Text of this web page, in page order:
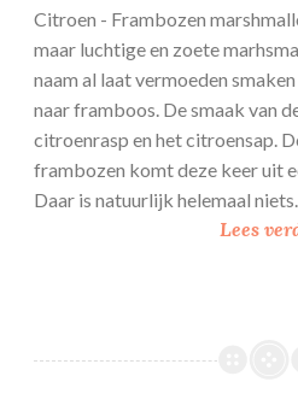
Citroen - Frambozen
maar luchtige en zoete
naam al laat vermoeden
naar framboos. De smaak van
citroenrasp en het citroensap.
frambozen komt deze keer uit
Daar is natuurlijk helemaal niets…
Lees